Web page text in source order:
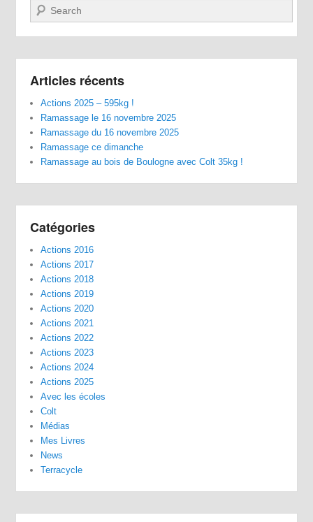
Recherche
Articles récents
Actions 2025 – 595kg !
Ramassage le 16 novembre 2025
Ramassage du 16 novembre 2025
Ramassage ce dimanche
Ramassage au bois de Boulogne avec Colt 35kg !
Catégories
Actions 2016
Actions 2017
Actions 2018
Actions 2019
Actions 2020
Actions 2021
Actions 2022
Actions 2023
Actions 2024
Actions 2025
Avec les écoles
Colt
Médias
Mes Livres
News
Terracycle